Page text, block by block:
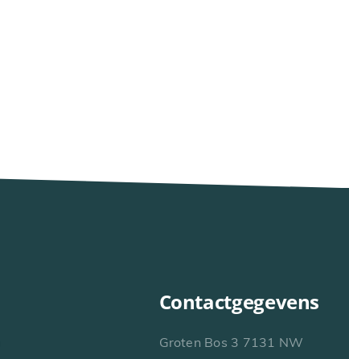
Contactgegevens
Groten Bos 3 7131 NW